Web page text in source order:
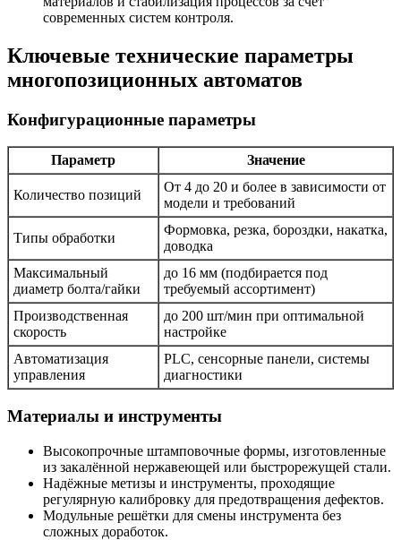
современных систем контроля.
Ключевые технические параметры
многопозиционных автоматов
Конфигурационные параметры
Параметр Значение
Количество позиций
От 4 до 20 и более в зависимости от
модели и требований
Типы обработки
Формовка, резка, бороздки, накатка,
доводка
Максимальный
диаметр болта/гайки
до 16 мм (подбирается под
требуемый ассортимент)
Производственная
скорость
до 200 шт/мин при оптимальной
настройке
Автоматизация
управления
PLC, сенсорные панели, системы
диагностики
Материалы и инструменты
Высокопрочные штамповочные формы, изготовленные
из закалённой нержавеющей или быстрорежущей стали.
Надёжные метизы и инструменты, проходящие
регулярную калибровку для предотвращения дефектов.
Модульные решётки для смены инструмента без
сложных доработок.